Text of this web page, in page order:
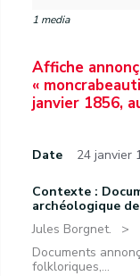
1 media
Affiche
«
janvier 1856,
Date 24 janvier
Contexte :
archéologique
Jules Borgnet.
Documents
folkloriques,...